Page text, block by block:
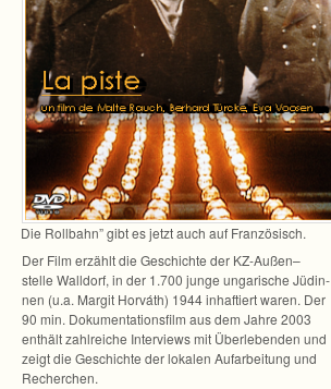
Die Roll­bahn” gibt es jetzt auch auf Französisch.
Der Film erzählt die Geschichte der KZ-Außen–
stelle Wall­dorf, in der 1.700 junge unga­ri­sche Jüdin­
nen (u.a. Mar­git Hor­váth) 1944 inhaf­tiert waren. Der
90 min. Doku­men­ta­ti­ons­film aus dem Jahre 2003
ent­hält zahl­rei­che Inter­views mit Über­le­ben­den und
zeigt die Geschichte der loka­len Auf­ar­bei­tung und
Recherchen.